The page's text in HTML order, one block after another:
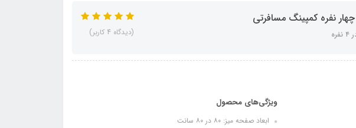
(دیدگاه 4 کاربر)
ویژگی‌های محصول
ابعاد صفحه میز: ۸۰ در ۸۰ سانت